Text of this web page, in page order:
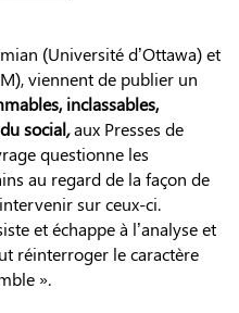
(Université d’Ottawa) et
viennent de publier un
inclassables,
social,aux Presses de
questionne les
au regard de la façon de
sur ceux-ci.
et échappe à l’analyse et
réinterroger le caractère
».